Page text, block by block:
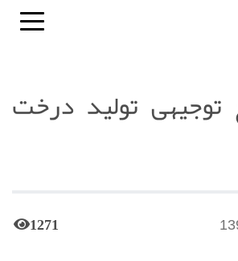
توجیهی تولید درخت
1271